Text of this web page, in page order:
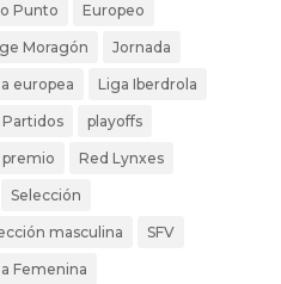
Punto Europeo
Moragón Jornada
europea Liga Iberdrola
Partidos playoffs
premio Red Lynxes
Selección
masculina SFV
Femenina